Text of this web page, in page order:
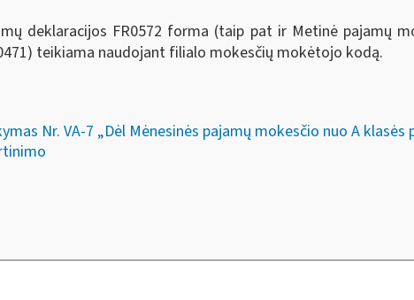
deklaracijos FR0572 forma (taip pat ir Metinė pajamų
teikiama naudojant filialo mokesčių mokėtojo kodą.
Nr. VA-7 „Dėl Mėnesinės pajamų mokesčio nuo A